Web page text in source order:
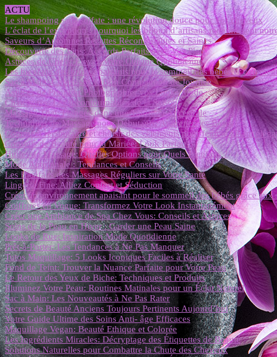
ACTU
Le shampoing sans sulfate : une révolution douce pour vos cheveux
L’éclat de l’exception : pourquoi les bijoux d’artisans redéfinissent
Saveurs d’Automne: Recettes Réconfortantes et Saines
Découverte des Vins: Accords Parfaits avec Vos Plats
Astuces de Chefs: Élevez Votre Cuisine Quotidienne
Les bienfaits des bruits apaisants pour le sommeil des bébés et
Sac à Main: Choisissez le Bon Compagnon de Journée
Astuces de Pro pour Photographier vos Looks Mode
Chaussures: Les Incontournables de la Saison
Massage Thaï: Plongée dans une Tradition Ancestrale
Techniques de Massage pour Débutants: Apprenez les Bases
Comment reconnaître et choisir des vêtements pour femme alliant
Conseils de Beauté pour la Mariée: Look Parfait
Huiles de Massage: Quelles Options pour Quels Bienfaits ?
Mode Automnale : Tendances et Conseils
Les Bienfaits des Massages Réguliers sur Votre Santé
Lingerie Fine: Alliez Confort et Séduction
Créer un environnement apaisant pour le sommeil des bébés grâce aux
Coiffures en Vogue: Transformez Votre Look Instantanément
Créer une Ambiance de Spa Chez Vous: Conseils et Astuces
Soins de la Peau en Hiver : Garder une Peau Saine
Looks de Rue: Inspiration Mode Quotidienne
Prêt-à-Porter: Les Tendances à Ne Pas Manquer
Tutos Maquillage: 5 Looks Iconiques Faciles à Réaliser
Fond de Teint: Trouver la Nuance Parfaite pour Votre Peau
Le Retour des Yeux de Biche: Techniques et Produits
Illuminez Votre Peau: Routines Matinales pour un Éclat Naturel
Sac à Main: Les Nouveautés à Ne Pas Rater
Secrets de Beauté Anciens Toujours Pertinents Aujourd’hui
Votre Guide Ultime des Soins Anti- âge Efficaces
Maquillage Vegan: Beauté Ethique et Colorée
Les Ingrédients Miracles: Décryptage des Étiquettes de Beauté
Solutions Naturelles pour Combattre la Chute des Cheveux